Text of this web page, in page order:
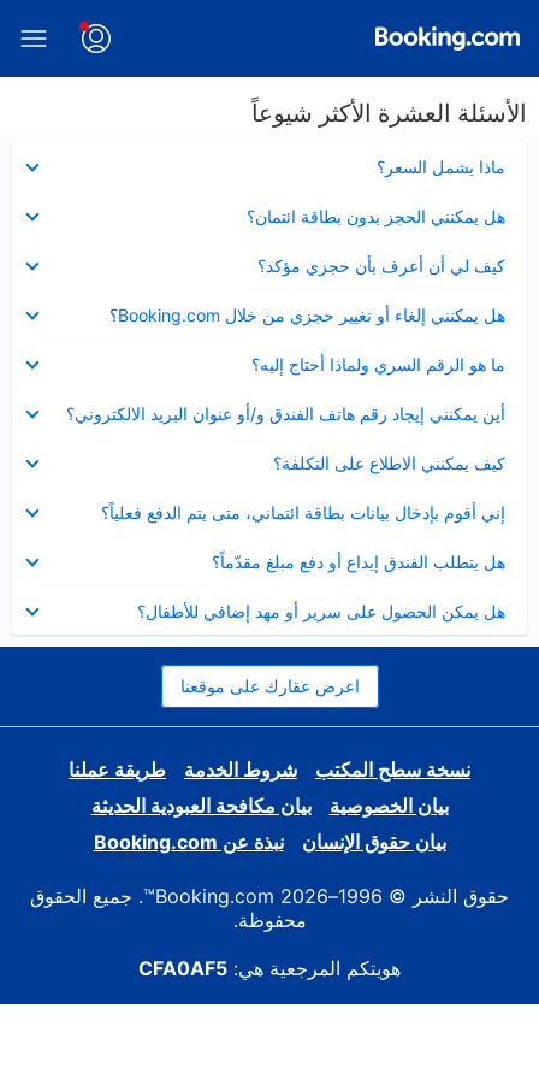
الأسئلة العشرة الأكثر شيوعاً
ماذا يشمل السعر؟
مصغر
هل يمكنني الحجز بدون بطاقة ائتمان؟
مصغر
كيف لي أن أعرف بأن حجزي مؤكد؟
مصغر
هل يمكنني إلغاء أو تغيير حجزي من خلال Booking.com؟
مصغر
ما هو الرقم السري ولماذا أحتاج إليه؟
مصغر
أين يمكنني إيجاد رقم هاتف الفندق و/أو عنوان البريد الالكتروني؟
عرض
مصغر
كيف يمكنني الاطلاع على التكلفة؟
مصغر
إني أقوم بإدخال بيانات بطاقة ائتماني، متى يتم الدفع فعلياً؟
مصغر
هل يتطلب الفندق إيداع أو دفع مبلغ مقدّماً؟
مصغر
هل يمكن الحصول على سرير أو مهد إضافي للأطفال؟
مصغر
اعرض عقارك على موقعنا
نسخة سطح المكتب شروط الخدمة
طريقة عملنا
بيان الخصوصية
بيان مكافحة العبودية الحديثة
بيان حقوق الإنسان
نبذة عن Booking.com
حقوق النشر © 1996–2026 Booking.com™. جميع الحقوق
محفوظة.
هويتكم المرجعية هي: CFA0AF5